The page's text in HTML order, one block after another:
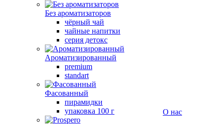
Без ароматизаторов
чёрный чай
чайные напитки
серия детокс
Ароматизированный
premium
standart
Фасованный
пирамидки
упаковка 100 г
О нас